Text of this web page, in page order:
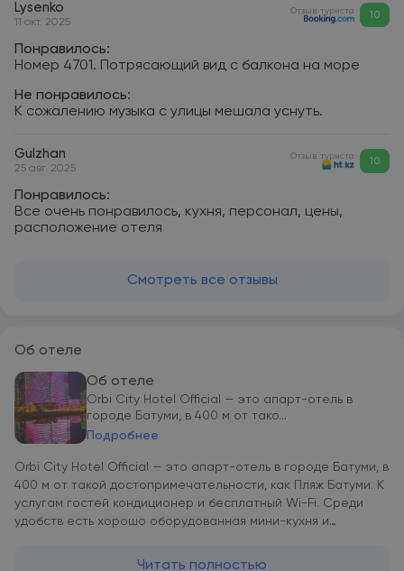
Lysenko
11 окт. 2025
Отзыв туриста 10
Понравилось:
Номер 4701. Потрясающий вид с балкона на море
Не понравилось:
К сожалению музыка с улицы мешала уснуть.
Gulzhan
25 авг. 2025
Отзыв туриста 10
Понравилось:
Все очень понравилось, кухня, персонал, цены,
расположение отеля
Смотреть все отзывы
Об отеле
Об отеле
Orbi City Hotel Official — это апарт-отель в
городе Батуми, в 400 м от тако...
Подробнее
Orbi City Hotel Official — это апарт-отель в городе Батуми, в
400 м от такой достопримечательности, как Пляж Батуми. К
услугам гостей кондиционер и бесплатный Wi-Fi. Среди
удобств есть хорошо оборудованная мини-кухня и
туалетно-косметическими принадлежностями и феном. C
Читать полностью